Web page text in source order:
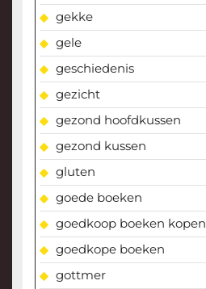
gekke
gele
geschiedenis
gezicht
gezond hoofdkussen
gezond kussen
gluten
goede boeken
goedkoop boeken kopen
goedkope boeken
gottmer